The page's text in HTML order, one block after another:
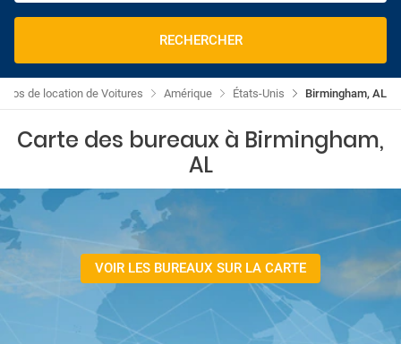
RECHERCHER
Birmingham, AL
États-Unis
Amérique
de location de Voitures
Carte des bureaux à Birmingham,
AL
VOIR LES BUREAUX SUR LA CARTE